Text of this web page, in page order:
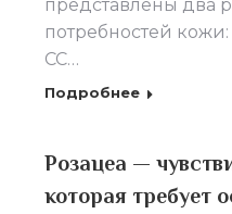
представлены два
потребностей кожи:
CC…
Подробнее
Розацеа —
которая требует